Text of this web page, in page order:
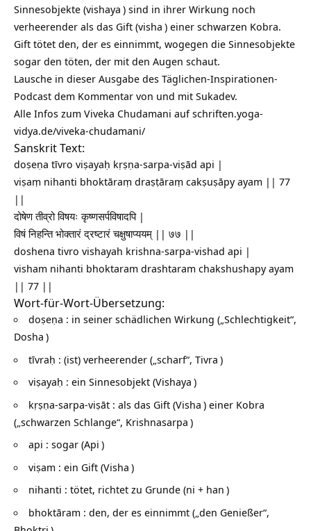
Sinnesobjekte (vishaya ) sind in ihrer Wirkung noch
verheerender als das Gift (visha ) einer schwarzen Kobra.
Gift tötet den, der es einnimmt, wogegen die Sinnesobjekte
sogar den töten, der mit den Augen schaut.
Lausche in dieser Ausgabe des Täglichen-Inspirationen-
Podcast dem Kommentar von und mit Sukadev.
Alle Infos zum Viveka Chudamani aufschriften.yoga-
vidya.de/viveka-chudamani/
Sanskrit Text:
doṣeṇa tīvro viṣayaḥ kṛṣṇa-sarpa-viṣād api |
viṣaṃ nihanti bhoktāraṃ draṣṭāraṃ cakṣuṣāpy ayam || 77
||
दोषेण तीव्रो विषयः कृष्णसर्पविषादपि |
विषं निहन्ति भोक्तारं द्रष्टारं चक्षुषाप्ययम् || ७७ ||
doshena tivro vishayah krishna-sarpa-vishad api |
visham nihanti bhoktaram drashtaram chakshushapy ayam
|| 77 ||
Wort-für-Wort-Übersetzung:
doṣeṇa : in seiner schädlichen Wirkung („Schlechtigkeit“,
Dosha )
tīvraḥ : (ist) verheerender („scharf“, Tivra )
viṣayaḥ : ein Sinnesobjekt (Vishaya )
kṛṣṇa-sarpa-viṣāt : als das Gift (Visha ) einer Kobra
(„schwarzen Schlange“, Krishnasarpa )
api : sogar (Api )
viṣam : ein Gift (Visha )
nihanti : tötet, richtet zu Grunde (ni + han )
bhoktāram : den, der es einnimmt („den Genießer“,